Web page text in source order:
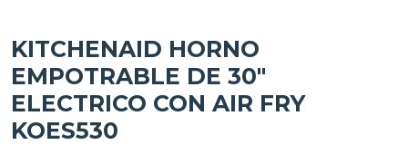
KITCHENAID HORNO
EMPOTRABLE DE 30"
ELECTRICO CON AIR FRY
KOES530